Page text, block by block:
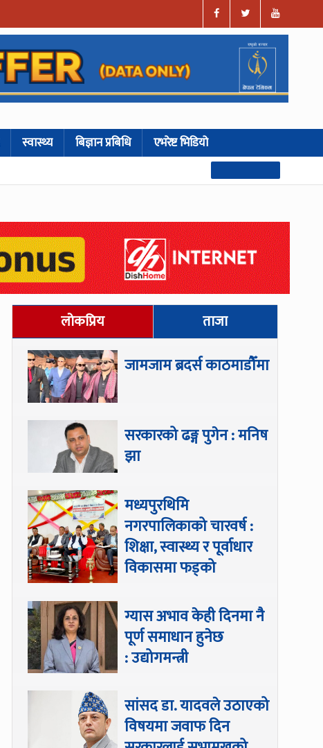
स्वास्थ्य बिज्ञान प्रबिधि एभरेष्ट भिडियो
लोकप्रिय ताजा
जामजाम ब्रदर्स काठमाडौँमा
सरकारको ढङ्ग पुगेन : मनिष
झा
मध्यपुरथिमि
नगरपालिकाको चारवर्ष :
शिक्षा, स्वास्थ्य र पूर्वाधार
विकासमा फड्को
ग्यास अभाव केही दिनमा नै
पूर्ण समाधान हुनेछ
: उद्योगमन्त्री
सांसद डा‍‍. यादवले उठाएको
विषयमा जवाफ दिन